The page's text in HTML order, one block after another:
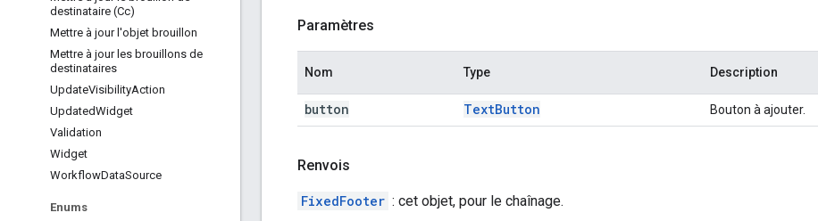
destinataire (Cc)
Mettre à jour l'objet brouillon
Mettre à jour les brouillons de
destinataires
UpdateVisibilityAction
UpdatedWidget
Validation
Widget
WorkflowDataSource
Enums
Paramètres
Nom Type Description
button TextButton Bouton à ajouter.
Renvois
FixedFooter : cet objet, pour le chaînage.